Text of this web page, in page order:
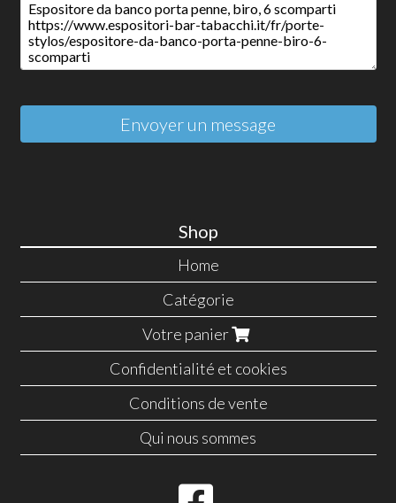
Envoyer un message
Shop
Home
Catégorie
Votre panier
Confidentialité et cookies
Conditions de vente
Qui nous sommes